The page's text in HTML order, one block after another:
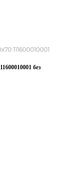
111600010001
без